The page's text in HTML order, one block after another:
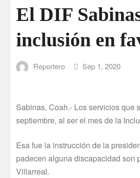
El DIF
inclusión en
Reportero Sep 1, 2020
Sabinas, Coah.- Los servicios que
septiembre, al ser el mes de la
Esa fue la instrucción de la
padecen alguna discapacidad son
Villarreal.